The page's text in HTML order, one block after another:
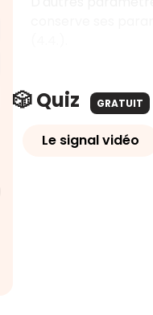
🎲 Quiz GRATUIT
Le signal vidéo